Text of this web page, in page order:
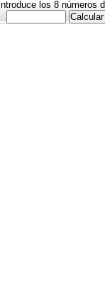
Introduce los 8 números